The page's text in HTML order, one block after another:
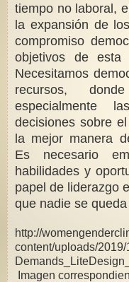
tiempo no laboral,
la expansión de
compromiso
objetivos de esta
Necesitamos
recursos,
especialmente
decisiones sobre
la mejor manera
Es necesario
habilidades y
papel de liderazgo
que nadie se
http://
content/uploads/
Imagen